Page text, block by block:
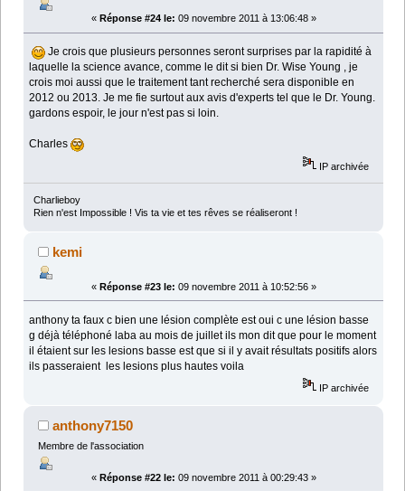
« Réponse #24 le: 09 novembre 2011 à 13:06:48 »
Je crois que plusieurs personnes seront surprises par la rapidité à
laquelle la science avance, comme le dit si bien Dr. Wise Young , je
crois moi aussi que le traitement tant recherché sera disponible en
2012 ou 2013. Je me fie surtout aux avis d'experts tel que le Dr. Young.
gardons espoir, le jour n'est pas si loin.
Charles
IP archivée
Charlieboy
Rien n'est Impossible ! Vis ta vie et tes rêves se réaliseront !
kemi
« Réponse #23 le: 09 novembre 2011 à 10:52:56 »
anthony ta faux c bien une lésion complète est oui c une lésion basse
g déjà téléphoné laba au mois de juillet ils mon dit que pour le moment
il étaient sur les lesions basse est que si il y avait résultats positifs alors
ils passeraient les lesions plus hautes voila
IP archivée
anthony7150
Membre de l'association
« Réponse #22 le: 09 novembre 2011 à 00:29:43 »